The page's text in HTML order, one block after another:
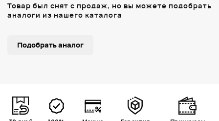
Товар был снят с продаж, но вы можете подобрать
аналоги из нашего каталога
Подобрать аналог